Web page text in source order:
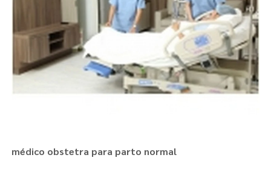
médico obstetra para parto normal